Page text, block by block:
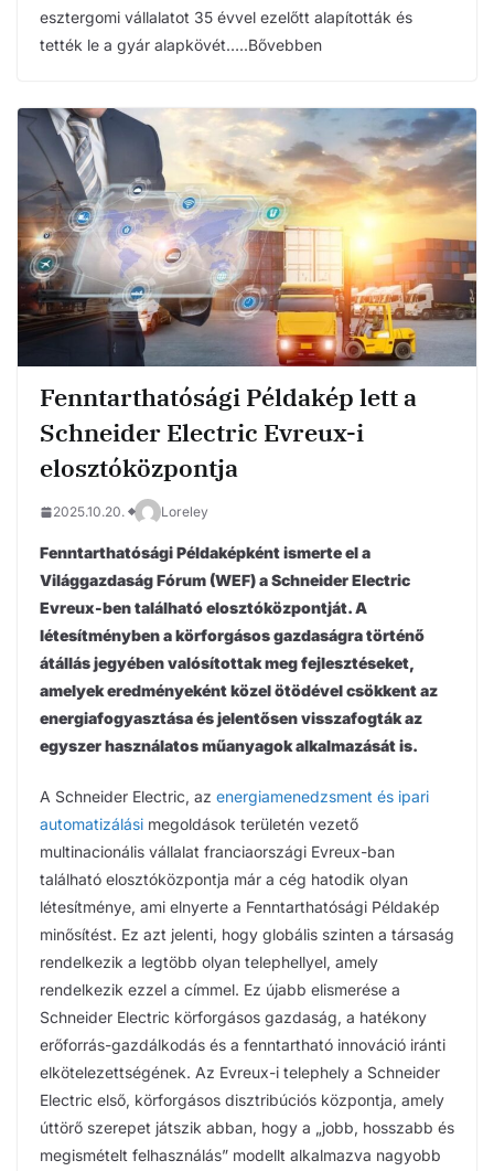
esztergomi vállalatot 35 évvel ezelőtt alapították és
tették le a gyár alapkövét…..Bővebben
Fenntarthatósági Példakép lett a
Schneider Electric Evreux-i
elosztóközpontja
2025.10.20. Loreley
Fenntarthatósági Példaképként ismerte el a
Világgazdaság Fórum (WEF) a Schneider Electric
Evreux-ben található elosztóközpontját. A
létesítményben a körforgásos gazdaságra történő
átállás jegyében valósítottak meg fejlesztéseket,
amelyek eredményeként közel ötödével csökkent az
energiafogyasztása és jelentősen visszafogták az
egyszer használatos műanyagok alkalmazását is.
A Schneider Electric, az energiamenedzsment és ipari
automatizálási megoldások területén vezető
multinacionális vállalat franciaországi Evreux-ban
található elosztóközpontja már a cég hatodik olyan
létesítménye, ami elnyerte a Fenntarthatósági Példakép
minősítést. Ez azt jelenti, hogy globális szinten a társaság
rendelkezik a legtöbb olyan telephellyel, amely
rendelkezik ezzel a címmel. Ez újabb elismerése a
Schneider Electric körforgásos gazdaság, a hatékony
erőforrás-gazdálkodás és a fenntartható innováció iránti
elkötelezettségének. Az Evreux-i telephely a Schneider
Electric első, körforgásos disztribúciós központja, amely
úttörő szerepet játszik abban, hogy a „jobb, hosszabb és
megismételt felhasználás” modellt alkalmazva nagyobb